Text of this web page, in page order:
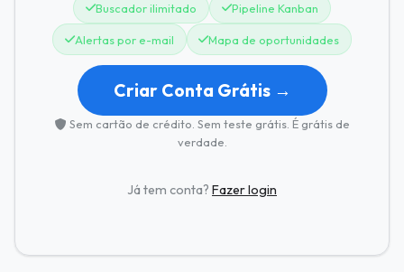
Buscador ilimitado Pipeline Kanban
Alertas por e-mail Mapa de oportunidades
Criar Conta Grátis →
Sem cartão de crédito. Sem teste grátis. É grátis de
verdade.
Já tem conta? Fazer login